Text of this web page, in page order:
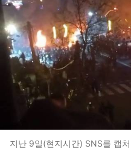
지난 9일(현지시간) SNS를 캡